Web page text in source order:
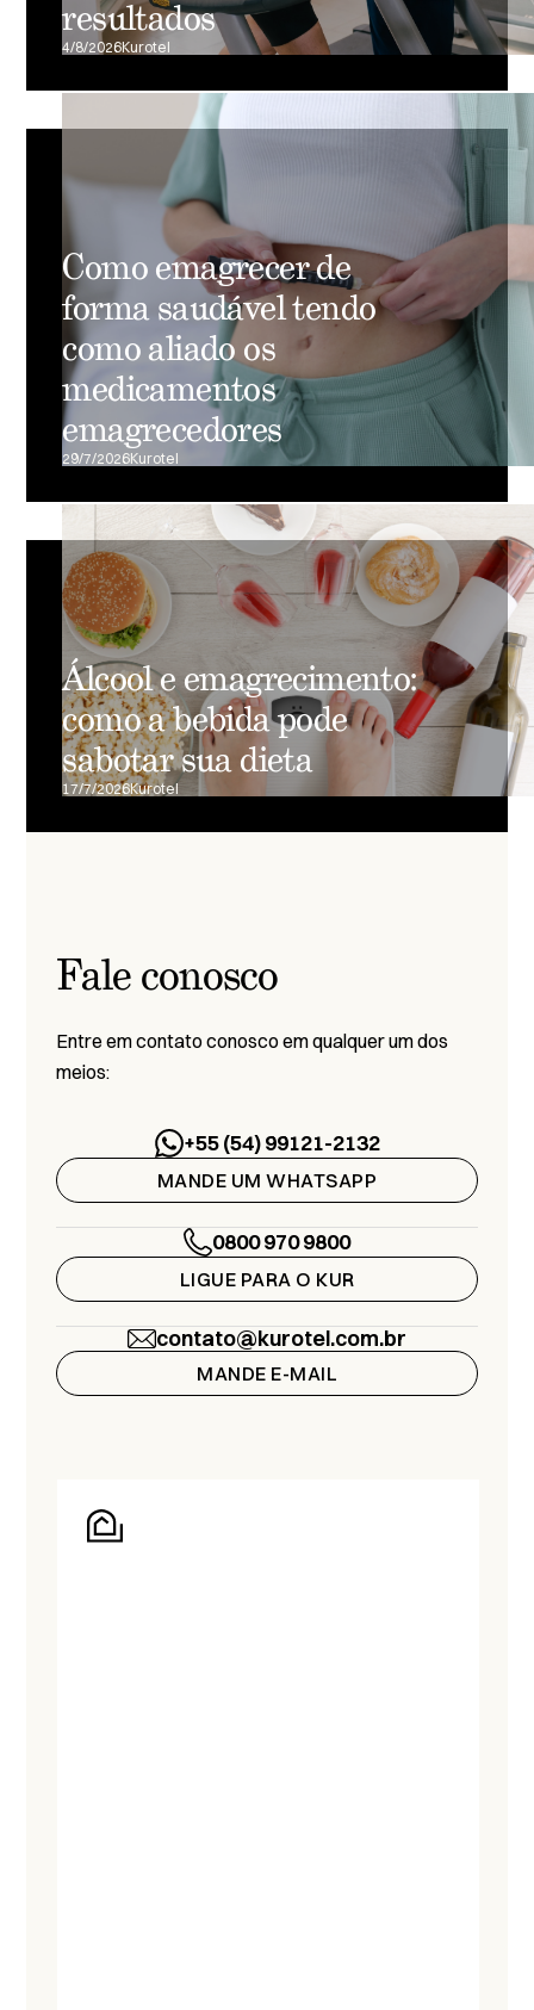
resultados
4/8/2026Kurotel
Como emagrecer de
forma saudável tendo
como aliado os
medicamentos
emagrecedores
29/7/2026Kurotel
Álcool e emagrecimento:
como a bebida pode
sabotar sua dieta
17/7/2026Kurotel
Fale conosco
Entre em contato conosco em qualquer um dos
meios:
+55 (54) 99121-2132
MANDE UM WHATSAPP
0800 970 9800
LIGUE PARA O KUR
contato@kurotel.com.br
MANDE E-MAIL